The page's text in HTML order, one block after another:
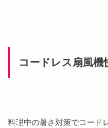
コードレス扇風機
料理中の暑さ対策でコード